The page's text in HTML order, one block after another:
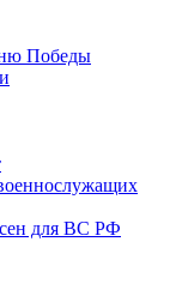
Победы
для ВС РФ